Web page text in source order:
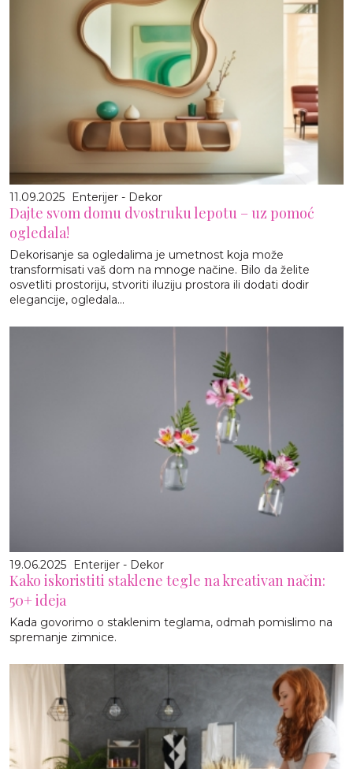
11.09.2025 Enterijer - Dekor
Dajte svom domu dvostruku lepotu – uz pomoć
ogledala!
Dekorisanje sa ogledalima je umetnost koja može
transformisati vaš dom na mnoge načine. Bilo da želite
osvetliti prostoriju, stvoriti iluziju prostora ili dodati dodir
elegancije, ogledala...
19.06.2025 Enterijer - Dekor
Kako iskoristiti staklene tegle na kreativan način:
50+ ideja
Kada govorimo o staklenim teglama, odmah pomislimo na
spremanje zimnice.